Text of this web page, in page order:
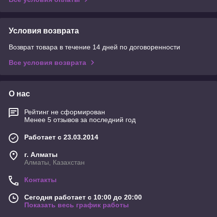
Условия возврата
Возврат товара в течение 14 дней по договоренности
Все условия возврата
О нас
Рейтинг не сформирован
Менее 5 отзывов за последний год
Работает с 23.03.2014
г. Алматы
Алматы, Казахстан
Контакты
Сегодня работает с 10:00 до 20:00
Показать весь график работы